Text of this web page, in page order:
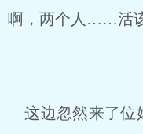
啊，两个人……活
这边忽然来了位